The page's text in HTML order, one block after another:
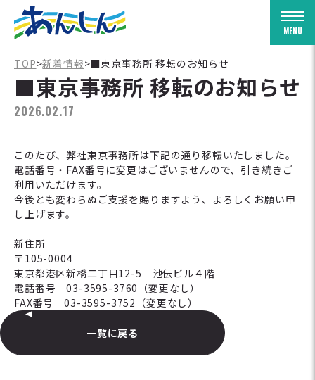
TOP>新着情報>■東京事務所 移転のお知らせ
■東京事務所 移転のお知らせ
2026.02.17
このたび、弊社東京事務所は下記の通り移転いたしました。
電話番号・FAX番号に変更はございませんので、引き続きご
利用いただけます。
今後とも変わらぬご支援を賜りますよう、よろしくお願い申
し上げます。
新住所
〒105-0004
東京都港区新橋二丁目12-5 池伝ビル４階
電話番号 03-3595-3760（変更なし）
FAX番号 03-3595-3752（変更なし）
一覧に戻る